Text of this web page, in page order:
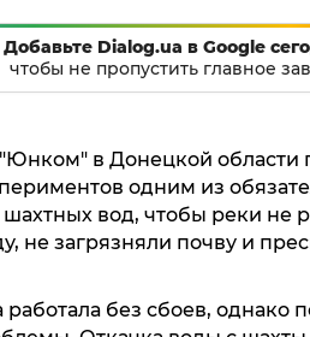
Добавьте Dialog.ua в Google
чтобы не пропустить главное
"Юнком" в Донецкой
одним из
шахтных вод, чтобы реки не
не загрязняли почву и
работала без сбоев, однако